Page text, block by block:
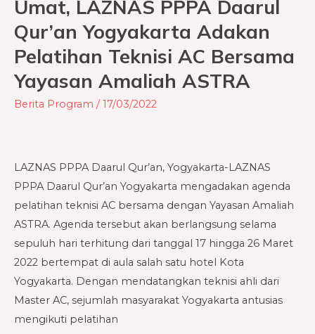
Umat, LAZNAS PPPA Daarul
Qur’an Yogyakarta Adakan
Pelatihan Teknisi AC Bersama
Yayasan Amaliah ASTRA
Berita Program /17/03/2022
LAZNAS PPPA Daarul Qur’an, Yogyakarta-LAZNAS
PPPA Daarul Qur’an Yogyakarta mengadakan agenda
pelatihan teknisi AC bersama dengan Yayasan Amaliah
ASTRA. Agenda tersebut akan berlangsung selama
sepuluh hari terhitung dari tanggal 17 hingga 26 Maret
2022 bertempat di aula salah satu hotel Kota
Yogyakarta. Dengan mendatangkan teknisi ahli dari
Master AC, sejumlah masyarakat Yogyakarta antusias
mengikuti pelatihan
Umat,
LAZNAS
PPPA
Daarul
Qur’an
Yogyakarta
Teknisi
AC
Bersama
Yayasan
Amaliah
ASTRA